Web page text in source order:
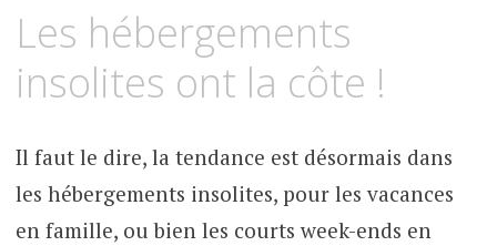
principal
Les hébergements
insolites ont la côte !
Il faut le dire, la tendance est désormais dans
les hébergements insolites, pour les vacances
en famille, ou bien les courts week-ends en